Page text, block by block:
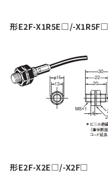
形E2F-X1R5E□/-X1R5F□
形E2F-X2E□/-X2F□